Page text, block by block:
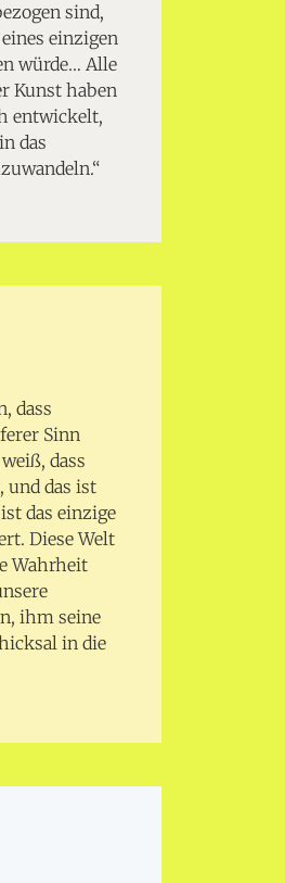
sind,
einzigen
würde… Alle
Kunst haben
entwickelt,
das
dass
Sinn
dass
und das ist
das einzige
Diese Welt
Wahrheit
ihm seine
in die